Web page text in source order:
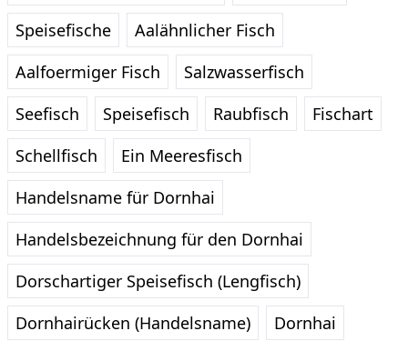
Speisefische
Aalähnlicher Fisch
Aalfoermiger Fisch
Salzwasserfisch
Seefisch
Speisefisch Raubfisch
Fischart
Schellfisch
Ein Meeresfisch
Handelsname für Dornhai
Handelsbezeichnung für den Dornhai
Dorschartiger Speisefisch (Lengfisch)
Dornhairücken (Handelsname)
Dornhai